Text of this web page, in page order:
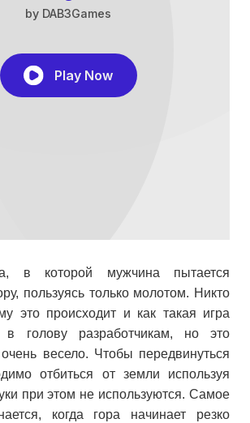
в которой мужчина пытается
пользуясь только молотом. Никто
это происходит и как такая игра
в голову разработчикам, но это
очень весело. Чтобы передвинуться
отбиться от земли используя
при этом не используются. Самое
когда гора начинает резко